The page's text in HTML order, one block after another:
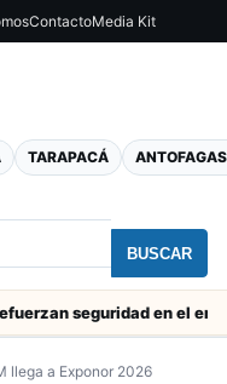
ContactoMedia Kit
TARAPACÁ
BUSCAR
seguridad en el entorno
llega a Exponor 2026